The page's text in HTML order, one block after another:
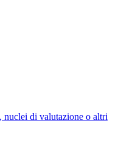
nuclei di valutazione o altri